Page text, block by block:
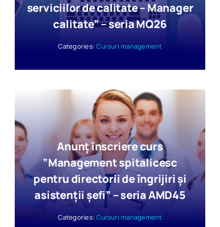
serviciilor de calitate – Manager
calitate” – seria MQ26
Categories:Cursuri management
Anunț înscriere curs
”Management spitalicesc
pentru directorii de îngrijiri şi
asistenţii şefi” – seria AMD45
Categories:Cursuri management